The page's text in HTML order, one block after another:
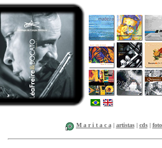
M a r i t a c a| artistas| cds|